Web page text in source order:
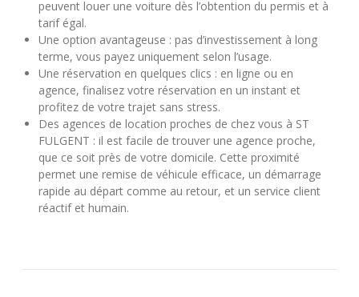
peuvent louer une voiture dès l’obtention du permis et à
tarif égal.
Une option avantageuse : pas d’investissement à long
terme, vous payez uniquement selon l’usage.
Une réservation en quelques clics : en ligne ou en
agence, finalisez votre réservation en un instant et
profitez de votre trajet sans stress.
Des agences de location proches de chez vous à ST
FULGENT : il est facile de trouver une agence proche,
que ce soit près de votre domicile. Cette proximité
permet une remise de véhicule efficace, un démarrage
rapide au départ comme au retour, et un service client
réactif et humain.